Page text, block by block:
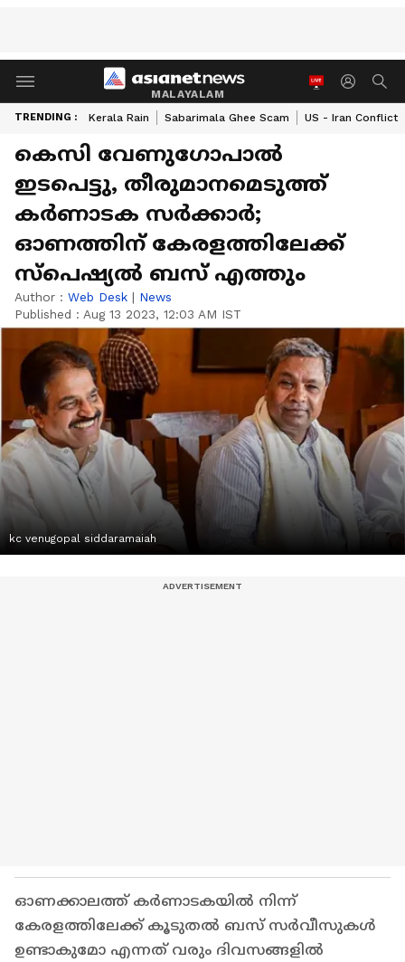
MALAYALAM
TRENDING : Kerala Rain Sabarimala Ghee Scam US - Iran Conflict
കെസി വേണുഗോപാൽ
ഇടപെട്ടു, തീരുമാനമെടുത്ത്
കർണാടക സർക്കാർ;
ഓണത്തിന് കേരളത്തിലേക്ക്
സ്പെഷ്യൽ ബസ് എത്തും
Author : Web Desk | News
Published : Aug 13 2023, 12:03 AM IST
kc venugopal siddaramaiah
ഓണക്കാലത്ത് കർണാടകയിൽ നിന്ന്
കേരളത്തിലേക്ക് കൂടുതൽ ബസ് സർവീസുകൾ
ഉണ്ടാകുമോ എന്നത് വരും ദിവസങ്ങളിൽ